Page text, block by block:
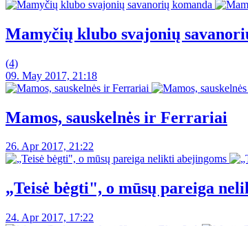
Mamyčių klubo svajonių
(4)
09. May 2017, 21:18
Mamos, sauskelnės ir Ferrariai
26. Apr 2017, 21:22
„Teisė bėgti", o mūsų pareiga
24. Apr 2017, 17:22